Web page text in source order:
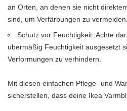
an Orten, an denen sie nicht
sind, um Verfärbungen zu vermeiden.
Schutz vor Feuchtigkeit: Achte
übermäßig Feuchtigkeit ausgesetzt
Verformungen zu verhindern.
Mit diesen einfachen Pflege- und
sicherstellen, dass deine Ikea